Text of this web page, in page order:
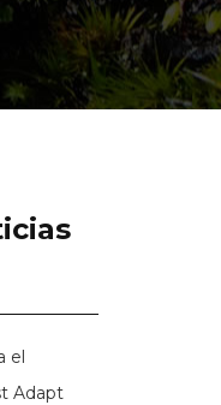
el
Adapt